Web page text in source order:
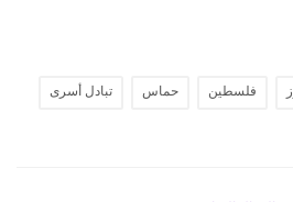
فلسطين حماس تبادل أسرى